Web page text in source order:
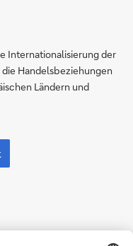
Internationalisierung der
Handels­beziehungen
Ländern und